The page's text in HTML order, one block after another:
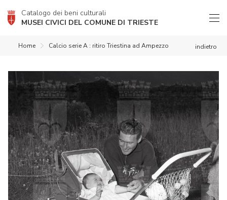
Catalogo dei beni culturali
MUSEI CIVICI DEL COMUNE DI TRIESTE
indietro
Home Calcio serie A : ritiro Triestina ad Ampezzo